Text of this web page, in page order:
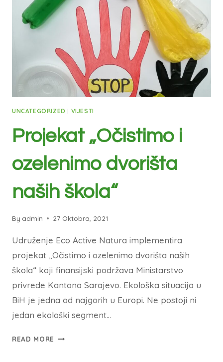
UNCATEGORIZED | VIJESTI
Projekat „Očistimo i
ozelenimo dvorišta
naših škola“
By admin 27 Oktobra, 2021
Udruženje Eco Active Natura implementira
projekat „Očistimo i ozelenimo dvorišta naših
škola“ koji finansijski podržava Ministarstvo
privrede Kantona Sarajevo. Ekološka situacija u
BiH je jedna od najgorih u Europi. Ne postoji ni
jedan ekološki segment…
READ MORE